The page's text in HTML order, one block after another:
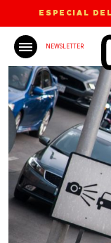
ESPECIAL
NEWSLETTER